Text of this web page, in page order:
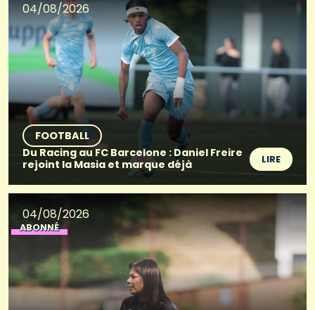
04/08/2026
FOOTBALL
Du Racing au FC Barcelone : Daniel Freire
rejoint la Masia et marque déjà
LIRE
04/08/2026
ABONNÉ